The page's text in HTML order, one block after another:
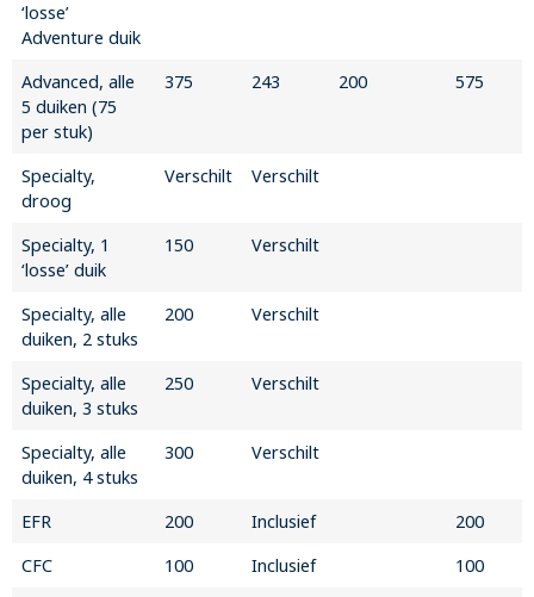
‘losse’
Adventure duik
Advanced, alle
5 duiken (75
per stuk)
375 243 200 575
Specialty,
droog
Verschilt Verschilt
Specialty, 1
‘losse’ duik
150 Verschilt
Specialty, alle
duiken, 2 stuks
200 Verschilt
Specialty, alle
duiken, 3 stuks
250 Verschilt
Specialty, alle
duiken, 4 stuks
300 Verschilt
EFR 200 Inclusief
200
CFC
100 Inclusief
100